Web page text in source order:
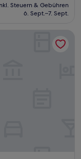
beträgt
Steuern & Gebühren
6. Sept.–7. Sept.